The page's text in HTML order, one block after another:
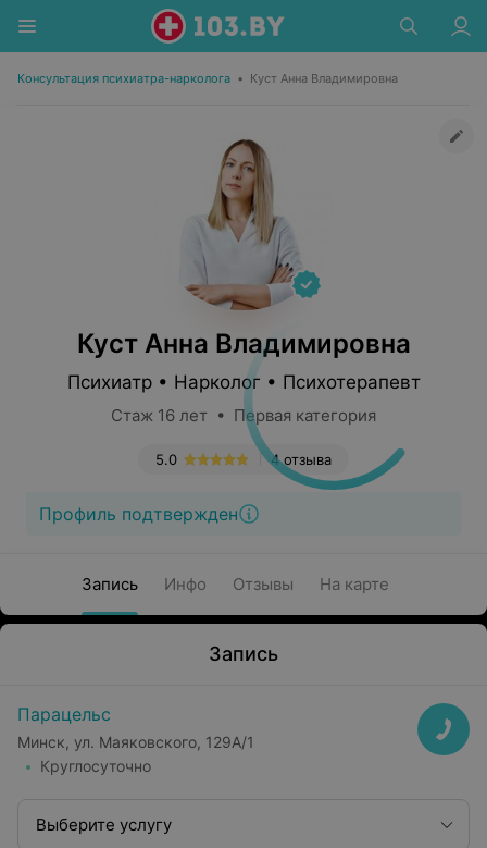
Консультация психиатра-нарколога • Куст Анна Владимировна
Куст Анна Владимировна
Психиатр • Нарколог • Психотерапевт
Стаж 16 лет • Первая категория
4 отзыва
5.0
Профиль подтвержден
Запись Инфо Отзывы На карте
Запись
Парацельс
Минск, ул. Маяковского, 129А/1
Круглосуточно
Выберите услугу